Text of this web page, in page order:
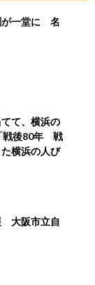
が一堂に 名
て、横浜の
戦後80年 戦
横浜の人び
大阪市立自